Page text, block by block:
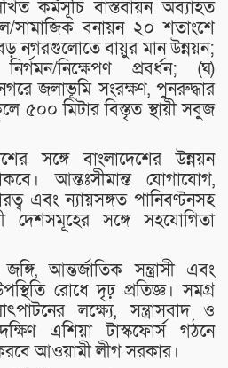
কর্মসূচি বাস্তবায়ন অব্যাহত
সামাজিক বনায়ন ২০ শতাংশে
নগরগুলোতে বায়ুর মান উন্নয়ন;
নিক্ষেপণ প্রবর্ধন; (ঘ)
জলাভূমি সংরক্ষণ, পুনরুদ্ধার
৫০০ মিটার বিস্তৃত স্থায়ী সবুজ
সঙ্গে বাংলাদেশের উন্নয়ন
আন্তঃসীমান্ত যোগাযোগ,
এবং ন্যায়সঙ্গত পানিবণ্টনসহ
দেশসমূহের সঙ্গে সহযোগিতা
আন্তর্জাতিক সন্ত্রাসী এবং
রোধে দৃঢ় প্রতিজ্ঞ। সমগ্র
লক্ষ্যে, সন্ত্রাসবাদ ও
এশিয়া টাস্কফোর্স গঠনে
আওয়ামী লীগ সরকার।